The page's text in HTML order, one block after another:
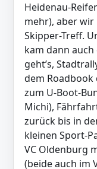
Heidenau-
mehr), aber
Skipper-Treff.
kam dann
geht’s,
dem
zum U-Boot-
Michi),
zurück bis in
kleinen Sport-
VC Oldenburg
(beide auch im